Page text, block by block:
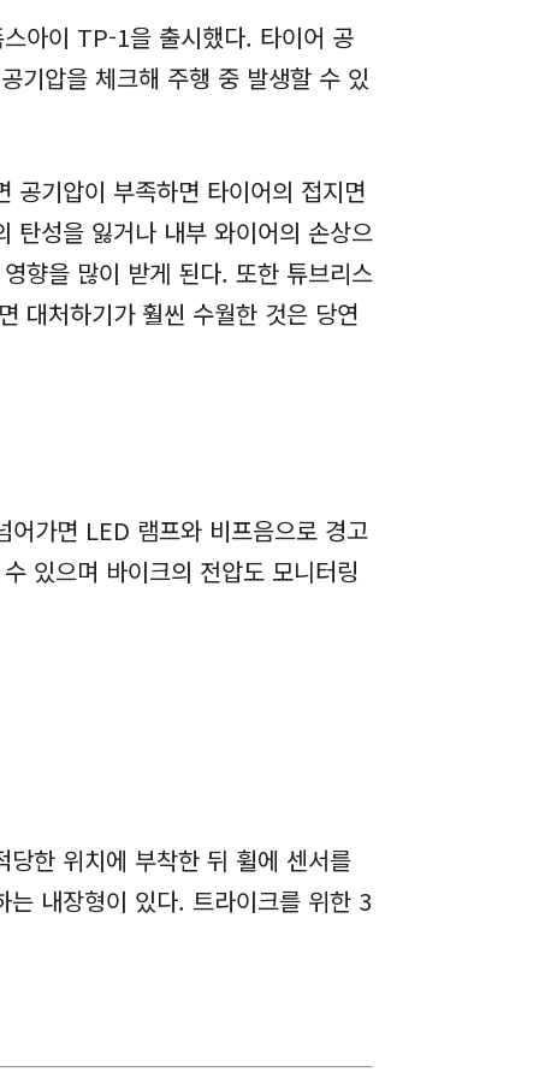
아이 TP-1을 출시했다. 타이어 공
압을 체크해 주행 중 발생할 수 있
공기압이 부족하면 타이어의 접지면
탄성을 잃거나 내부 와이어의 손상으
향을 많이 받게 된다. 또한 튜브리스
대처하기가 훨씬 수월한 것은 당연
가면 LED 램프와 비프음으로 경고
있으며 바이크의 전압도 모니터링
한 위치에 부착한 뒤 휠에 센서를
내장형이 있다. 트라이크를 위한 3